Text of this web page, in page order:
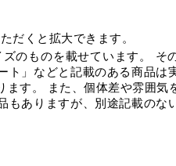
だくと拡大できます。
のものを載せています。 そ
ト」などと記載のある商品は
ます。 また、個体差や雰囲気
もありますが、別途記載のな